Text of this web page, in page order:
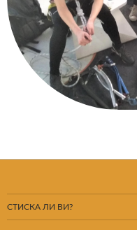
СТИСКА ЛИ ВИ?